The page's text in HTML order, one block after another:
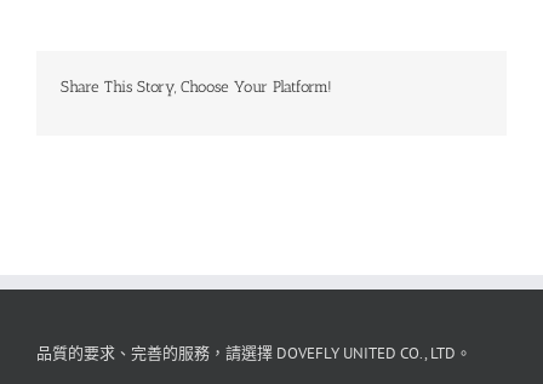
Share This Story, Choose Your Platform!
品質的要求、完善的服務，請選擇 DOVEFLY UNITED CO., LTD。